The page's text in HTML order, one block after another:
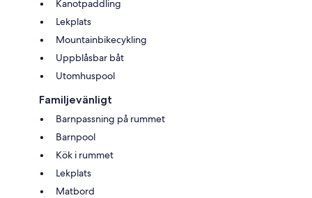
Kanotpaddling
Lekplats
Mountainbikecykling
Uppblåsbar båt
Utomhuspool
Familjevänligt
Barnpassning på rummet
Barnpool
Kök i rummet
Lekplats
Matbord